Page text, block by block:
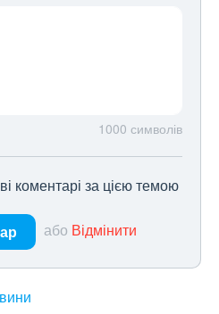
1000 символів
коментарі за цією темою
або Відмінити